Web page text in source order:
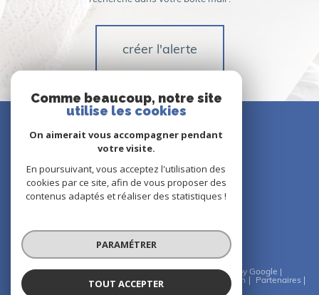
créer l'alerte
NOUS
suivre
NOUS
© 2026 | Tous droits réservés | Traduction powered by Google |
Nos honoraires
Plan du site Mentions légales Admin
Partenaires
Politique RGPD
Comme beaucoup, notre site
utilise les cookies
On aimerait vous accompagner pendant
votre visite.
En poursuivant, vous acceptez l'utilisation des
cookies par ce site, afin de vous proposer des
contenus adaptés et réaliser des statistiques !
PARAMÉTRER
TOUT ACCEPTER